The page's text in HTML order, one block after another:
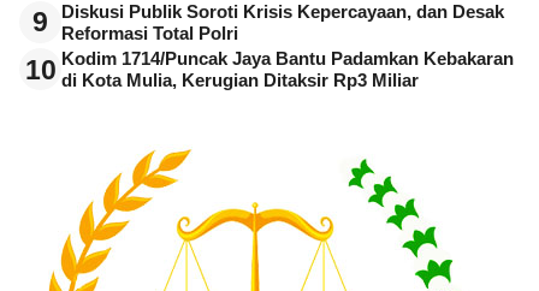
9
Diskusi Publik Soroti Krisis Kepercayaan, dan Desak
Reformasi Total Polri
10 Kodim 1714/Puncak Jaya Bantu Padamkan Kebakaran
di Kota Mulia, Kerugian Ditaksir Rp3 Miliar